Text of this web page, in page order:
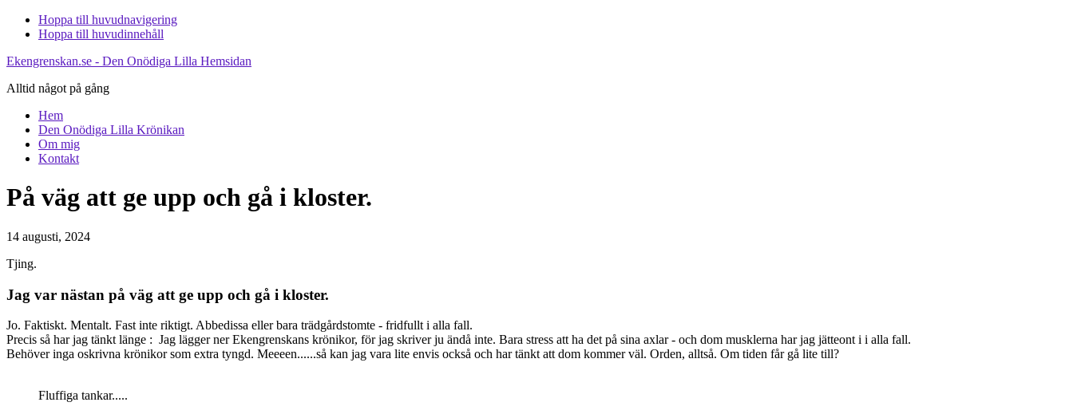
Hoppa till huvudnavigering
Hoppa till huvudinnehåll
Ekengrenskan.se - Den Onödiga Lilla Hemsidan
Alltid något på gång
Hem
Den Onödiga Lilla Krönikan
Om mig
Kontakt
På väg att ge upp och gå i kloster.
14 augusti, 2024
Tjing.
Jag var nästan på väg att ge upp och gå i kloster.
Jo. Faktiskt. Mentalt. Fast inte riktigt. Abbedissa eller bara trädgårdstomte - fridfullt i alla fall.
Precis så har jag tänkt länge : Jag lägger ner Ekengrenskans krönikor, för jag skriver ju ändå inte. Bara stress att ha det på sina axlar - och dom musklerna har jag jätteont i i alla fall.
Behöver inga oskrivna krönikor som extra tyngd. Meeeen......så kan jag vara lite envis också och har tänkt att dom kommer väl. Orden, alltså. Om tiden får gå lite till?
Fluffiga tankar.....